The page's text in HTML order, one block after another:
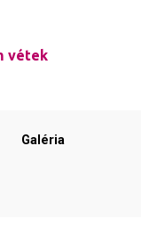
vétek
Galéria